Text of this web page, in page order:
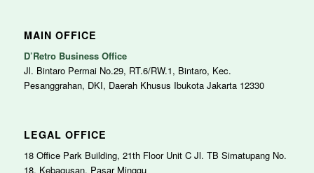
MAIN OFFICE
D’Retro Business Office
Jl. Bintaro Permai No.29, RT.6/RW.1, Bintaro, Kec.
Pesanggrahan, DKI, Daerah Khusus Ibukota Jakarta 12330
LEGAL OFFICE
18 Office Park Building, 21th Floor Unit C Jl. TB Simatupang No.
18, Kebagusan, Pasar Minggu